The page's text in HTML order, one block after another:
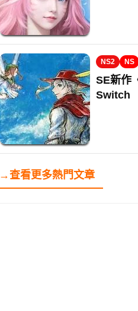
NS2 NS
SE新作
Switch
→查看更多熱門文章